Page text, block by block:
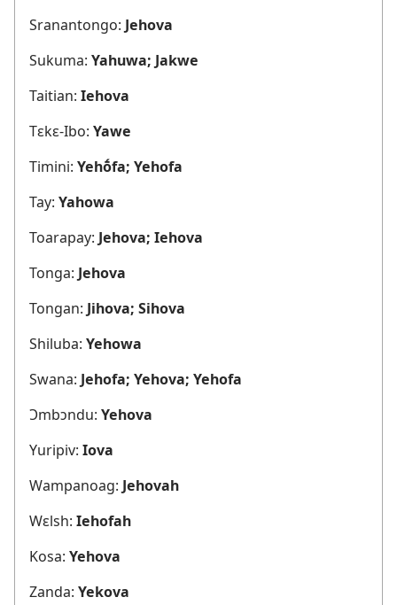
Sranantongo: Jehova
Sukuma: Yahuwa; Jakwe
Taitian: Iehova
Tɛkɛ-Ibo: Yawe
Timini: Yehṓfa; Yehofa
Tay: Yahowa
Toarapay: Jehova; Iehova
Tonga: Jehova
Tongan: Jihova; Sihova
Shiluba: Yehowa
Swana: Jehofa; Yehova; Yehofa
Ɔmbɔndu: Yehova
Yuripiv: Iova
Wampanoag: Jehovah
Wɛlsh: Iehofah
Kosa: Yehova
Zanda: Yekova